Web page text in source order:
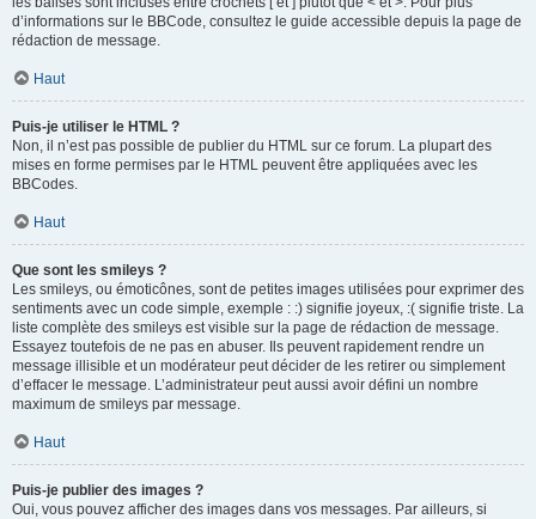
d’informations sur le BBCode, consultez le guide accessible depuis la page de
rédaction de message.
Haut
Puis-je utiliser le HTML ?
Non, il n’est pas possible de publier du HTML sur ce forum. La plupart des
mises en forme permises par le HTML peuvent être appliquées avec les
BBCodes.
Haut
Que sont les smileys ?
Les smileys, ou émoticônes, sont de petites images utilisées pour exprimer des
sentiments avec un code simple, exemple : :) signifie joyeux, :( signifie triste. La
liste complète des smileys est visible sur la page de rédaction de message.
Essayez toutefois de ne pas en abuser. Ils peuvent rapidement rendre un
message illisible et un modérateur peut décider de les retirer ou simplement
d’effacer le message. L’administrateur peut aussi avoir défini un nombre
maximum de smileys par message.
Haut
Puis-je publier des images ?
Oui, vous pouvez afficher des images dans vos messages. Par ailleurs, si